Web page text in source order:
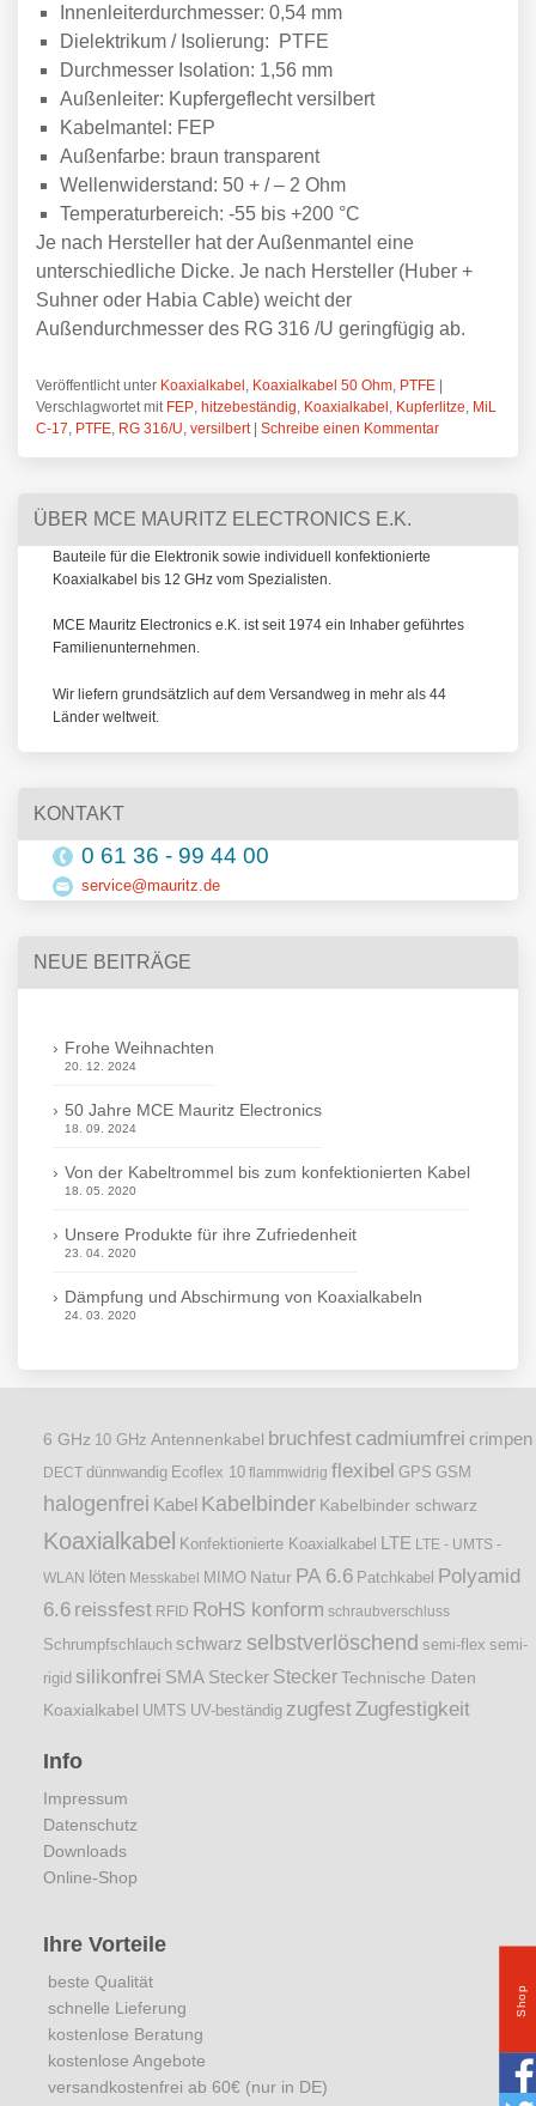
Innenleiterdurchmesser: 0,54 mm
Dielektrikum / Isolierung: PTFE
Durchmesser Isolation: 1,56 mm
Außenleiter: Kupfergeflecht versilbert
Kabelmantel: FEP
Außenfarbe: braun transparent
Wellenwiderstand: 50 + / – 2 Ohm
Temperaturbereich: -55 bis +200 °C
Je nach Hersteller hat der Außenmantel eine
unterschiedliche Dicke. Je nach Hersteller (Huber +
Suhner oder Habia Cable) weicht der
Außendurchmesser des RG 316 /U geringfügig ab.
Veröffentlicht unter Koaxialkabel Koaxialkabel 50 Ohm PTFE |
Verschlagwortet mit FEP hitzebeständig Koaxialkabel Kupferlitze MiL
C-17 PTFE RG 316/U versilbert | Schreibe einen Kommentar
ÜBER MCE MAURITZ ELECTRONICS E.K.
Bauteile für die Elektronik sowie individuell konfektionierte
Koaxialkabel bis 12 GHz vom Spezialisten.
MCE Mauritz Electronics e.K. ist seit 1974 ein Inhaber geführtes
Familienunternehmen.
Wir liefern grundsätzlich auf dem Versandweg in mehr als 44
Länder weltweit.
KONTAKT
0 61 36 - 99 44 00
service@mauritz.de
NEUE BEITRÄGE
Frohe Weihnachten
20. 12. 2024
50 Jahre MCE Mauritz Electronics
18. 09. 2024
Von der Kabeltrommel bis zum konfektionierten Kabel
18. 05. 2020
Unsere Produkte für ihre Zufriedenheit
23. 04. 2020
Dämpfung und Abschirmung von Koaxialkabeln
24. 03. 2020
6 GHz 10 GHz Antennenkabel bruchfest cadmiumfrei crimpen
DECT dünnwandig Ecoflex 10 flammwidrig flexibel GPS GSM
halogenfrei Kabel Kabelbinder Kabelbinder schwarz
Koaxialkabel Konfektionierte Koaxialkabel LTE LTE - UMTS -
WLAN löten Messkabel MIMO Natur PA 6.6 Patchkabel Polyamid
6.6 reissfest RFID RoHS konform schraubverschluss
Schrumpfschlauch schwarz selbstverlöschend semi-flex semi-
rigid silikonfrei SMA Stecker Stecker Technische Daten
Koaxialkabel UMTS UV-beständig zugfest Zugfestigkeit
Info
Impressum
Datenschutz
Downloads
Online-Shop
Ihre Vorteile
beste Qualität
schnelle Lieferung
kostenlose Beratung
kostenlose Angebote
versandkostenfrei ab 60€ (nur in DE)
Shop